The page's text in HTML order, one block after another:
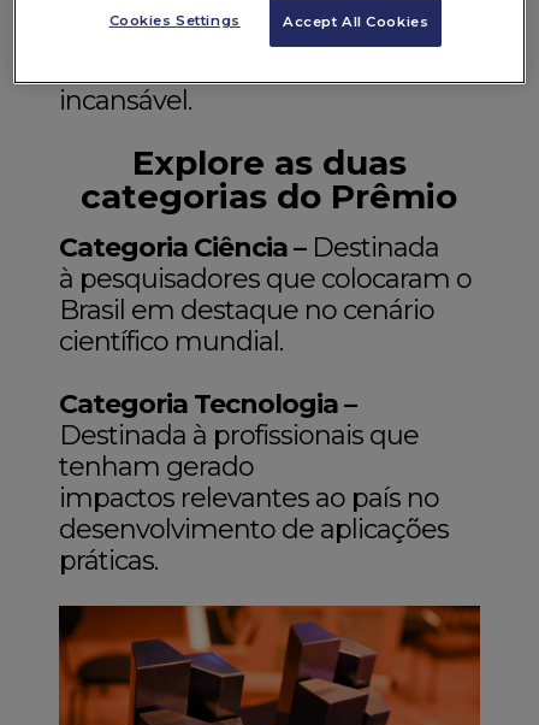
reais, reconhecendo não apenas
incansável.
Explore as duas
categorias do Prêmio
Categoria Ciência –Destinada
à pesquisadores que colocaram o
Brasil em destaque no cenário
científico mundial.
Categoria Tecnologia –
Destinada à profissionais que
tenham gerado
impactos relevantes ao país no
desenvolvimento de aplicações
práticas.
Accept All Cookies
Cookies Settings